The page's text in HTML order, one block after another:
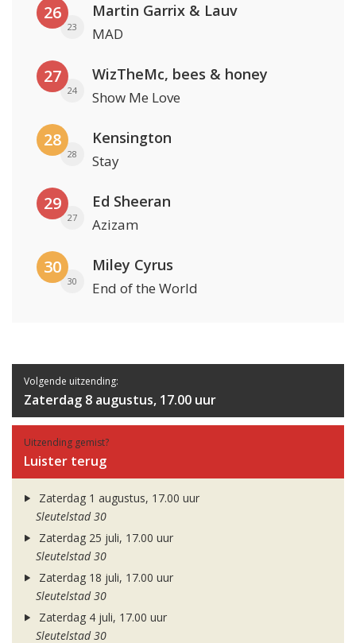
26
23
Martin Garrix & Lauv
MAD
27
24
WizTheMc, bees & honey
Show Me Love
28
28
Kensington
Stay
29
27
Ed Sheeran
Azizam
30
30
Miley Cyrus
End of the World
Volgende uitzending:
Zaterdag 8 augustus, 17.00 uur
Uitzending gemist?
Luister terug
Zaterdag 1 augustus, 17.00 uur
Sleutelstad 30
Zaterdag 25 juli, 17.00 uur
Sleutelstad 30
Zaterdag 18 juli, 17.00 uur
Sleutelstad 30
Zaterdag 4 juli, 17.00 uur
Sleutelstad 30